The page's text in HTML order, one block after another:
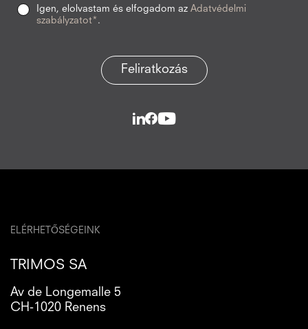
Igen, elolvastam és elfogadom az Adatvédelmi
szabályzatot* .
Feliratkozás
ELÉRHETŐSÉGEINK
TRIMOS SA
Av de Longemalle 5
CH-1020 Renens